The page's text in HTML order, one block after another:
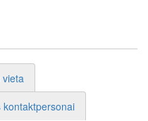
kontaktpersonai